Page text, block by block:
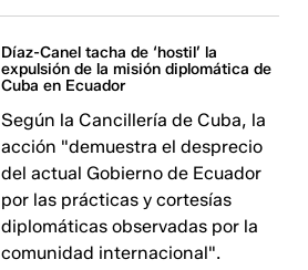
Díaz-Canel tacha de ‘hostil’ la
expulsión de la misión diplomática de
Cuba en Ecuador
Según la Cancillería de Cuba, la
acción "demuestra el desprecio
del actual Gobierno de Ecuador
por las prácticas y cortesías
diplomáticas observadas por la
comunidad internacional".